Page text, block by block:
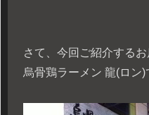
さて、今回ご紹介するお
烏骨鶏ラーメン 龍(ロン)